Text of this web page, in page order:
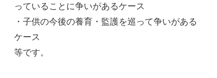
っていることに争いがあるケース
・子供の今後の養育・監護を巡って争いがある
ケース
等です。